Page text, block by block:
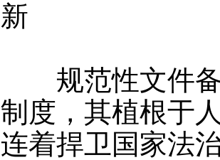
新
规范性文件备
制度，其植根于
连着捍卫国家法